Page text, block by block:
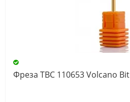
Фреза ТВС 110653 Volcano